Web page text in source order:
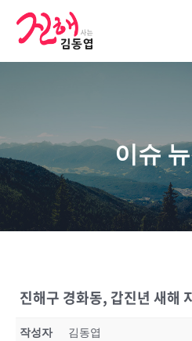
이슈
진해구 경화동, 갑진년 새해
작성자 김동엽